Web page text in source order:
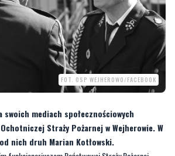
FOT. OSP WEJHEROWO/FACEBOOK